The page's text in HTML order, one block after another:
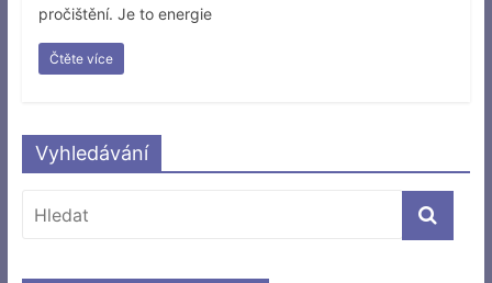
pročištění. Je to energie
Čtěte více
Vyhledávání